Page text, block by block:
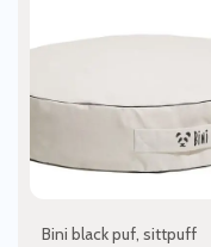
Bini black puf, sittpuff
De
alternativen